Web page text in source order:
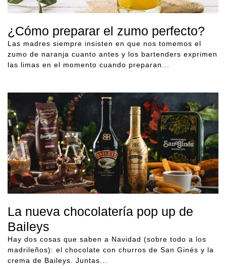
¿Cómo preparar el zumo perfecto?
Las madres siempre insisten en que nos tomemos el
zumo de naranja cuanto antes y los bartenders exprimen
las limas en el momento cuando preparan...
La nueva chocolatería pop up de
Baileys
Hay dos cosas que saben a Navidad (sobre todo a los
madrileños): el chocolate con churros de San Ginés y la
crema de Baileys. Juntas...